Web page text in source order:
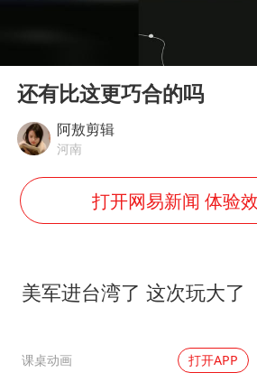
王艺迪无缘横
上海大部迎
《龙餐馆》
Play
还有比这更巧合的吗
阿敖剪辑
河南
打开网易新闻 体验
美军进台湾了 这次玩大了
课桌动画 打开APP